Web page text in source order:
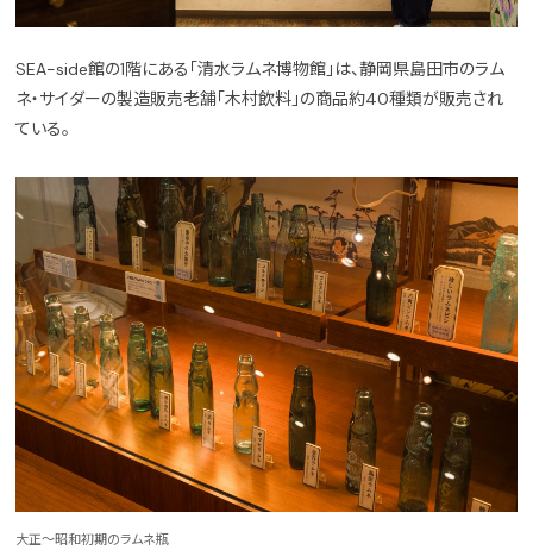
SEA-side館の1階にある「清水ラムネ博物館」は、静岡県島田市のラム
ネ・サイダーの製造販売老舗「木村飲料」の商品約40種類が販売され
ている。
大正〜昭和初期のラムネ瓶